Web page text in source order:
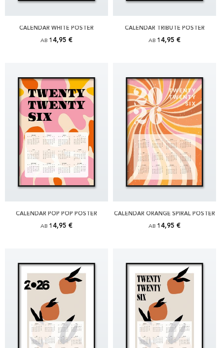
CALENDAR WHITE POSTER
AB 14,95 €
CALENDAR TRIBUTE POSTER
AB 14,95 €
CALENDAR POP POP POSTER
AB 14,95 €
CALENDAR ORANGE SPIRAL POSTER
AB 14,95 €